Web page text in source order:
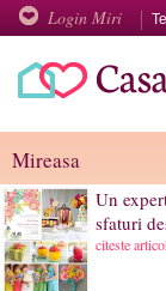
Login Miri
Mireasa
Un
sfaturi
citeste